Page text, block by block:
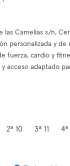
las Camelias s/n,
personalizada y de
fuerza, cardio y
acceso adaptado
2ª 10 3ª 11 4ª